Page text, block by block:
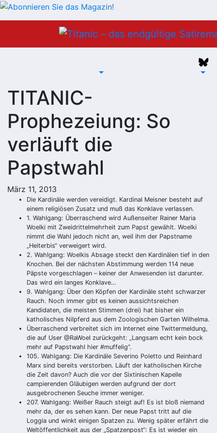
TITANIC-
Prophezeiung: So
verläuft die
Papstwahl
März 11, 2013
Die Kardinäle werden vereidigt. Kardinal Meisner besteht auf
einem religiösen Zusatz und muß das Konklave verlassen.
1. Wahlgang: Überraschend wird Außenseiter Rainer Maria
Woelki mit Zweidrittelmehrheit zum Papst gewählt. Woelki
nimmt die Wahl jedoch nicht an, weil ihm der Papstname
„Heiterbis“ verweigert wird.
2. Wahlgang: Woelkis Absage steckt den Kardinälen tief in den
Knochen. Bei der nächsten Abstimmung werden 114 neue
Päpste vorgeschlagen – keiner der Anwesenden ist darunter.
Das wird ein langes Konklave…
9. Wahlgang: Über den Köpfen der Kardinäle steht schwarzer
Rauch. Noch immer gibt es keinen aussichtsreichen
Kandidaten, die meisten Stimmen (drei) hat bisher ein
katholisches Nilpferd aus dem Zoologischen Garten Wilhelma.
Überraschend verbreitet sich im Internet eine Twittermeldung,
die auf User @RaWoel zurückgeht: „Langsam echt kein bock
mehr auf Papstwahl hier #muffelig“.
105. Wahlgang: Die Kardinäle Severino Poletto und Reinhard
Marx sind bereits verstorben. Läuft der katholischen Kirche
die Zeit davon? Auch die vor der Sixtinischen Kapelle
campierenden Gläubigen werden aufgrund der dort
ausgebrochenen Seuche immer weniger.
207. Wahlgang: Weißer Rauch steigt auf! Es ist bloß niemand
mehr da, der es sehen kann. Der neue Papst tritt auf die
Loggia und winkt einigen Spatzen zu. Wenig später erfährt die
Weltöffentlichkeit aus der „Spatzenpost“: Es ist wieder ein